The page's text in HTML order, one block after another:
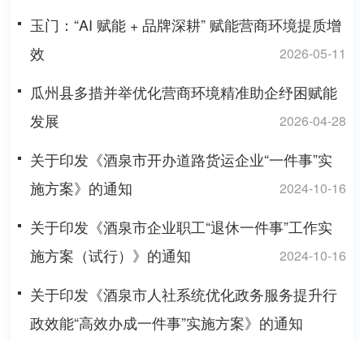
玉门：“AI 赋能 + 品牌深耕” 赋能营商环境提质增
效
2026-05-11
瓜州县多措并举优化营商环境精准助企纾困赋能
发展
2026-04-28
关于印发《酒泉市开办道路货运企业“一件事”实
施方案》的通知
2024-10-16
关于印发《酒泉市企业职工“退休一件事”工作实
施方案（试行）》的通知
2024-10-16
关于印发《酒泉市人社系统优化政务服务提升行
政效能“高效办成一件事”实施方案》的通知